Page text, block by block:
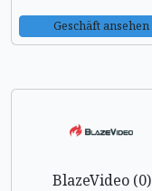
Geschäft ansehen
BlazeVideo (0)